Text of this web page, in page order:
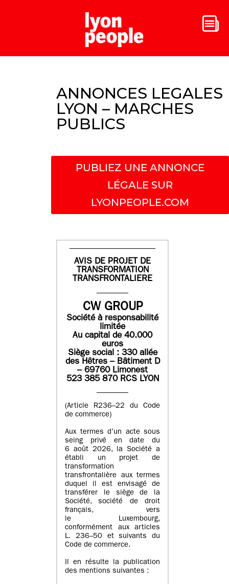
ANNONCES LEGALES
LYON – MARCHES
PUBLICS
PUBLIEZ UNE ANNONCE
LÉGALE SUR
LYONPEOPLE.COM
AVIS DE PROJET DE
TRANSFORMATION
TRANSFRONTALIERE
CW GROUP
Société à responsabilité
limitée
Au capital de 40.000
euros
Siège social : 330 allée
des Hêtres – Bâtiment D
– 69760 Limonest
523 385 870 RCS LYON
(Article R236–22 du Code
de commerce)
Aux termes d’un acte sous
seing privé en date du
6 août 2026, la Société a
établi un projet de
transformation
transfrontalière aux termes
duquel il est envisagé de
transférer le siège de la
Société, société de droit
français, vers
le Luxembourg,
conformément aux articles
L. 236–50 et suivants du
Code de commerce.
Il en résulte la publication
des mentions suivantes :